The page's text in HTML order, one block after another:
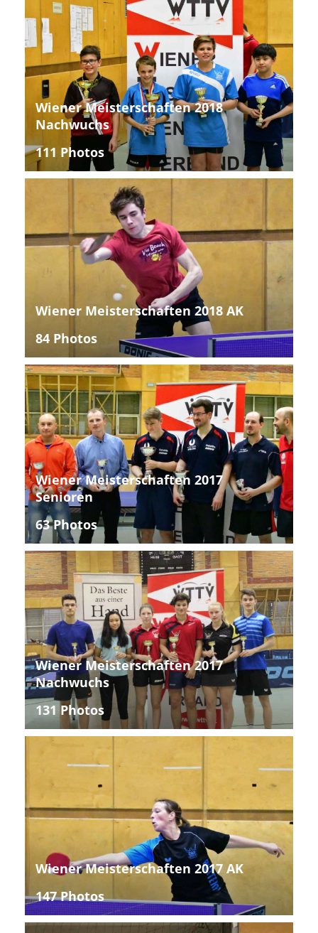
Wiener Meisterschaften 2018
Nachwuchs
111 Photos
Wiener Meisterschaften 2018 AK
84 Photos
Wiener Meisterschaften 2017
Senioren
63 Photos
Wiener Meisterschaften 2017
Nachwuchs
131 Photos
Wiener Meisterschaften 2017 AK
147 Photos